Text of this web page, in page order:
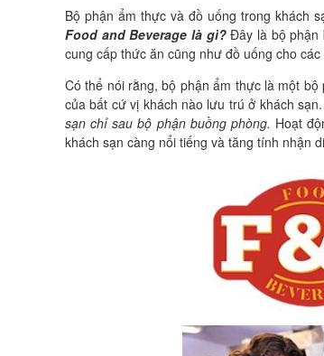
Bộ phận ẩm thực và đồ uống trong khách
Food and Beverage là gì? Đây là bộ phận
cung cấp thức ăn cũng như đồ uống cho
Có thể nói rằng, bộ phận ẩm thực là một
của bất cứ vị khách nào lưu trú ở khách sạn.
sạn chỉ sau bộ phận buồng phòng. Hoạt
khách sạn càng nổi tiếng và tăng tính nhận